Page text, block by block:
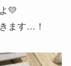
💛
ます…！